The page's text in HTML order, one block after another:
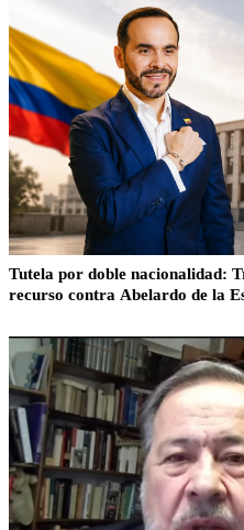
Tutela por doble nacionalidad:
recurso contra Abelardo de la